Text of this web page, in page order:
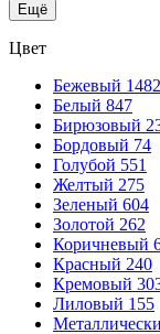
Ещё
Цвет
Бежевый 1482
Белый 847
Бирюзовый
Бордовый 74
Голубой 551
Желтый 275
Зеленый 604
Золотой 262
Коричневый
Красный 240
Кремовый
Лиловый 155